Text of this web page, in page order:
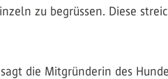
zu begrüssen. Diese
die Mitgründerin des